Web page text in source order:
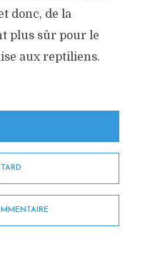
donc, de la
plus sûr pour le
aux reptiliens.